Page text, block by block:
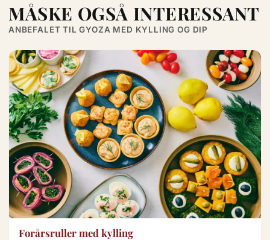
MÅSKE OGSÅ INTERESSANT
ANBEFALET TIL GYOZA MED KYLLING OG DIP
Forårsruller med kylling